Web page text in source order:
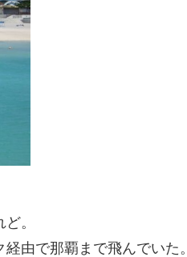
。
由で那覇まで飛んでいた。